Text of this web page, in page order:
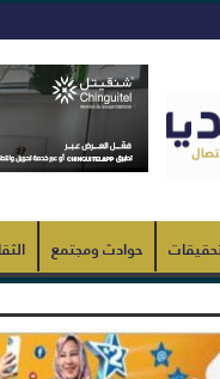
حوادث ومجتمع